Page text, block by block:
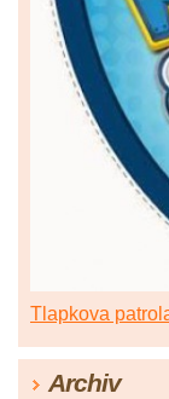
Tlapkova
Archiv